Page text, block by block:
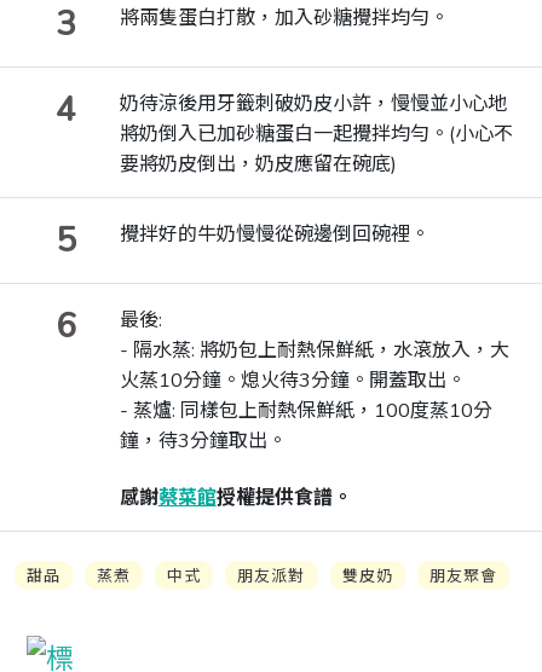
3 將兩隻蛋白打散，加入砂糖攪拌均勻。
4
奶待涼後用牙籤刺破奶皮小許，慢慢並小心地
將奶倒入已加砂糖蛋白一起攪拌均勻。(小心不
要將奶皮倒出，奶皮應留在碗底)
5 攪拌好的牛奶慢慢從碗邊倒回碗裡。
6
最後:
- 隔水蒸: 將奶包上耐熱保鮮紙，水滾放入，大
火蒸10分鐘。熄火待3分鐘。開蓋取出。
- 蒸爐: 同樣包上耐熱保鮮紙，100度蒸10分
鐘，待3分鐘取出。
感謝蔡菜館授權提供食譜。
甜品 蒸煮 中式 朋友派對 雙皮奶 朋友聚會